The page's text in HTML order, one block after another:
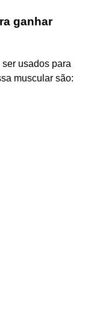
ganhar
usados para
muscular são: